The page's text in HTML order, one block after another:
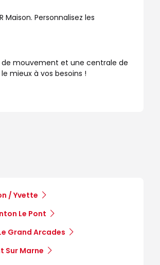
Personnalisez les
mouvement et une centrale de
mieux à vos besoins !
/ Yvette
Le Pont
Grand Arcades
Sur Marne